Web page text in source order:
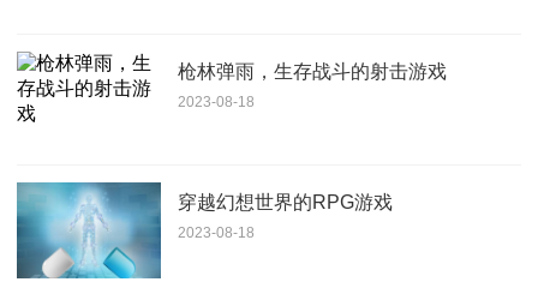
枪林弹雨，生存战斗的射击游戏
2023-08-18
穿越幻想世界的RPG游戏
2023-08-18